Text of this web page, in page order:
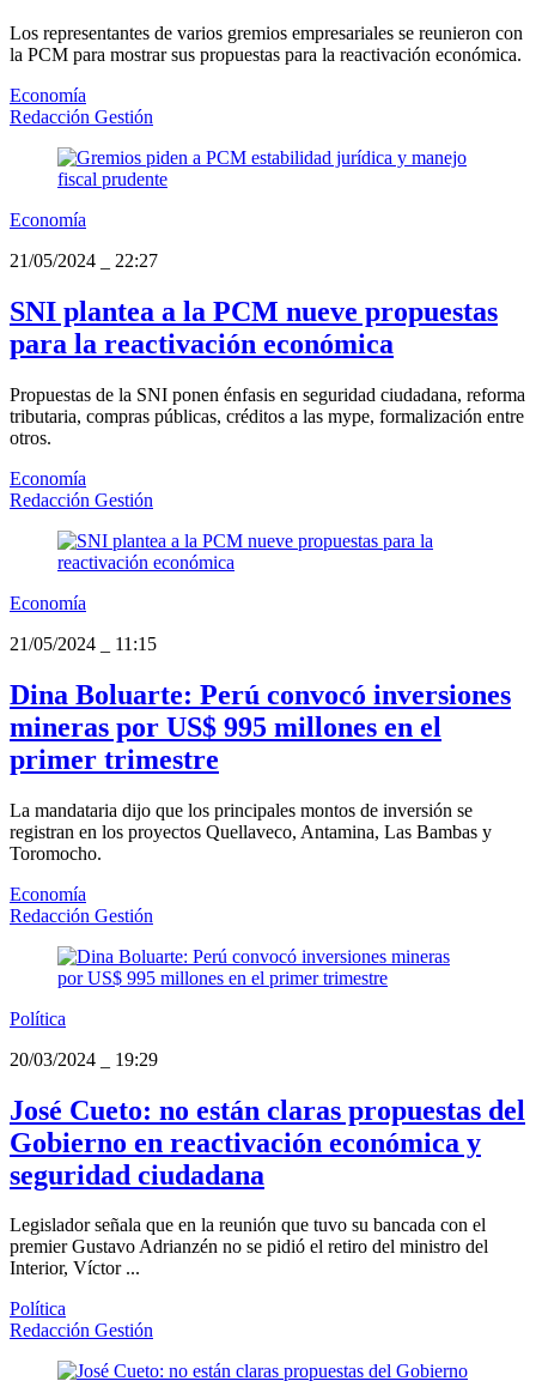
Los representantes de varios gremios empresariales se reunieron con
la PCM para mostrar sus propuestas para la reactivación económica.
Economía
Redacción Gestión
Economía
21/05/2024
22:27
SNI plantea a la PCM nueve propuestas
para la reactivación económica
Propuestas de la SNI ponen énfasis en seguridad ciudadana, reforma
tributaria, compras públicas, créditos a las mype, formalización entre
otros.
Economía
Redacción Gestión
Economía
21/05/2024
11:15
Dina Boluarte: Perú convocó inversiones
mineras por US$ 995 millones en el
primer trimestre
La mandataria dijo que los principales montos de inversión se
registran en los proyectos Quellaveco, Antamina, Las Bambas y
Toromocho.
Economía
Redacción Gestión
Política
20/03/2024
19:29
José Cueto: no están claras propuestas del
Gobierno en reactivación económica y
seguridad ciudadana
Legislador señala que en la reunión que tuvo su bancada con el
premier Gustavo Adrianzén no se pidió el retiro del ministro del
Interior, Víctor ...
Política
Redacción Gestión